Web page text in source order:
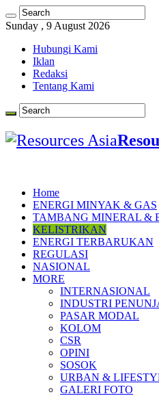
Sunday , 9 August 2026
Hubungi Kami
Iklan
Redaksi
Tentang Kami
Home
ENERGI MINYAK & GAS
TAMBANG MINERAL &
KELISTRIKAN
ENERGI TERBARUKAN
REGULASI
NASIONAL
MORE
INTERNASIONAL
INDUSTRI
PASAR MODAL
KOLOM
CSR
OPINI
SOSOK
URBAN &
GALERI FOTO